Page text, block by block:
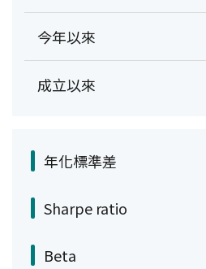
今年以來
成立以來
年化標準差
Sharpe ratio
Beta